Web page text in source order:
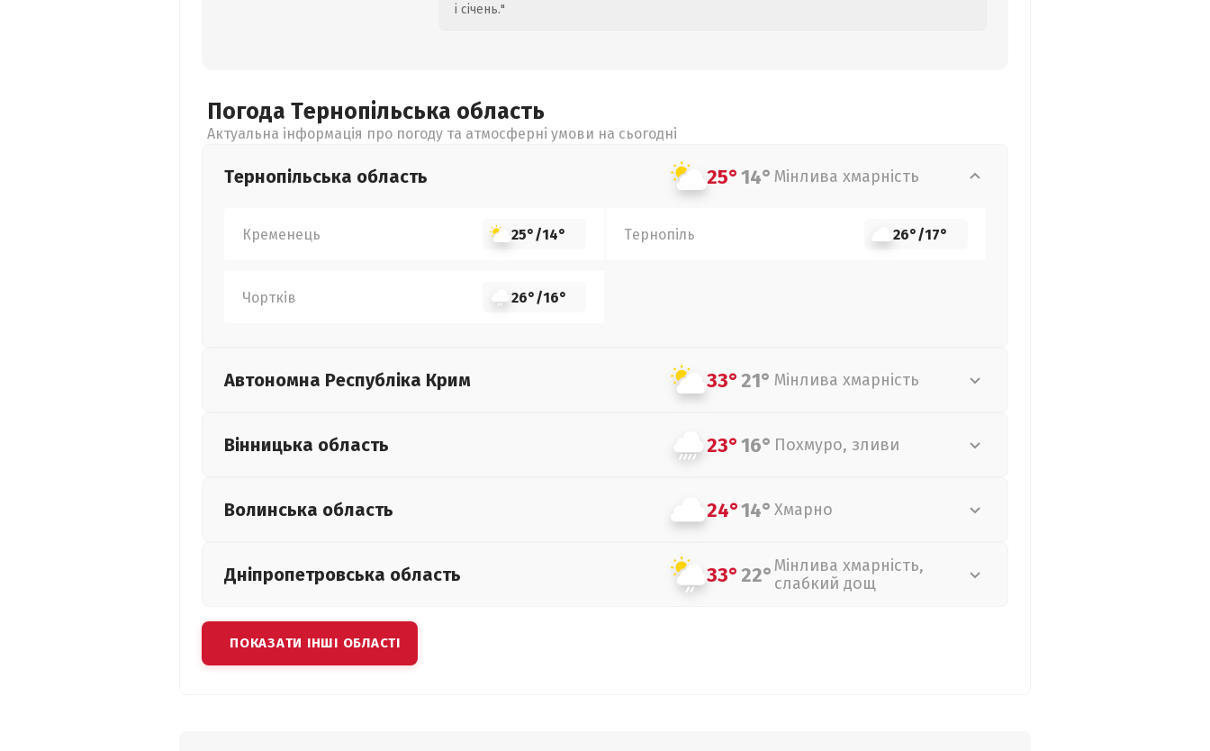
і січень."
Погода Тернопільська область
Актуальна інформація про погоду та атмосферні умови на сьогодні
Тернопільська область 25°14° Мінлива хмарність
Кременець 25°/14° Тернопіль 26°/17°
Чортків 26°/16°
Автономна Республіка Крим 33°21° Мінлива хмарність
Вінницька область 23°16° Похмуро, зливи
Волинська область 24°14° Хмарно
Дніпропетровська область 33°22°Мінлива хмарність,
слабкий дощ
ПОКАЗАТИ ІНШІ ОБЛАСТІ